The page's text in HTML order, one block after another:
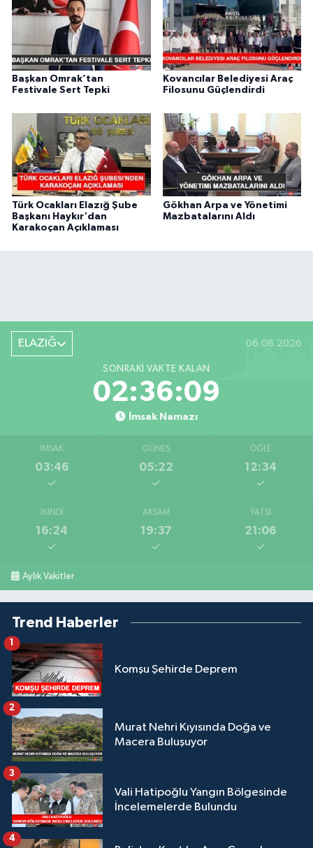
Başkan Omrak’tan
Festivale Sert Tepki
Kovancılar Belediyesi Araç
Filosunu Güçlendirdi
Türk Ocakları Elazığ Şube
Başkanı Haykır'dan
Karakoçan Açıklaması
Gökhan Arpa ve Yönetimi
Mazbatalarını Aldı
ELAZIĞ 06.08.2026
SONRAKI VAKTE KALAN
02:36:08
İmsak Namazı
İMSAK
03:46
GÜNEŞ
05:22
ÖĞLE
12:34
İKINDI
16:24
AKŞAM
19:37
YATSI
21:06
Aylık Vakitler
Trend Haberler
Komşu Şehirde Deprem
1
Murat Nehri Kıyısında Doğa ve
Macera Buluşuyor
2
Vali Hatipoğlu Yangın Bölgesinde
İncelemelerde Bulundu
3
4